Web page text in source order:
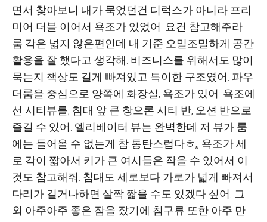
면서 찾아보니 내가 묵었던건 디럭스가 아니라 프리
미어 더블 이어서 욕조가 있었어. 요건 참고해주라.
룸 각은 넓지 않은편인데 내 기준 오밀조밀하게 공간
활용을 잘 했다고 생각해. 비즈니스를 위해서도 많이
묵는지 책상도 길게 빠져있고 특이한 구조였어. 파우
더룸을 중심으로 양쪽에 화장실, 욕조가 있어. 욕조에
선 시티뷰를, 침대 앞 큰 창으론 시티 반, 오션 반으로
즐길 수 있어. 엘리베이터 뷰는 완벽한데 저 뷰가 룸
에는 들어올 수 없는게 참 통탄스럽다ㅎ,, 욕조가 세
로 각이 짧아서 키가 큰 여시들은 작을 수 있어서 이
것도 참고해줘. 침대도 세로보다 가로가 넓게 빠져서
다리가 길거나하면 살짝 짧을 수도 있겠다 싶어. 그
외 아주아주 좋은 잠을 잤기에 침구류 또한 아주 만